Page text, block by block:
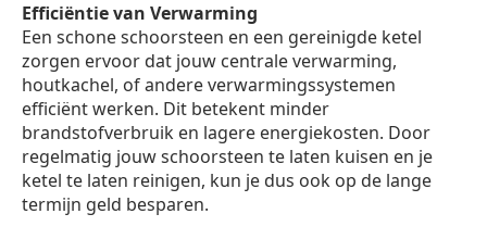
Efficiëntie van Verwarming
Een schone schoorsteen en een gereinigde ketel
zorgen ervoor dat jouw centrale verwarming,
houtkachel, of andere verwarmingssystemen
efficiënt werken. Dit betekent minder
brandstofverbruik en lagere energiekosten. Door
regelmatig jouw schoorsteen te laten kuisen en je
ketel te laten reinigen, kun je dus ook op de lange
termijn geld besparen.